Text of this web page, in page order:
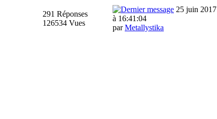
291 Réponses
126534 Vues
25 juin 2017
à 16:41:04
parMetallystika